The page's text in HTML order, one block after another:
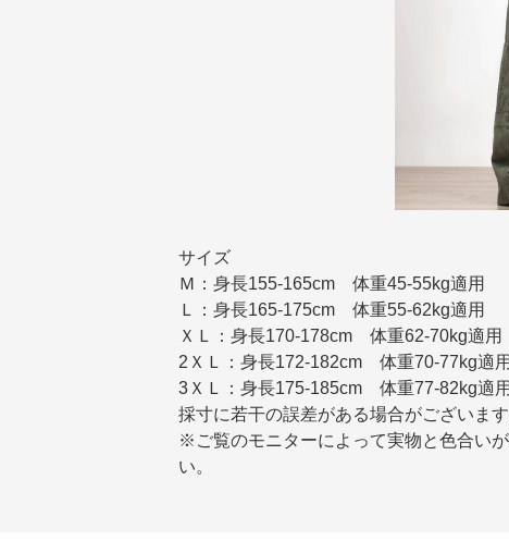
サイズ
Ｍ：身長155-165cm 体重45-55kg適用
Ｌ：身長165-175cm 体重55-62kg適用
ＸＬ：身長170-178cm 体重62-70kg適用
2ＸＬ：身長172-182cm 体重70-77kg適用
3ＸＬ：身長175-185cm 体重77-82kg適用
採寸に若干の誤差がある場合がございま
※ご覧のモニターによって実物と色合い
い。